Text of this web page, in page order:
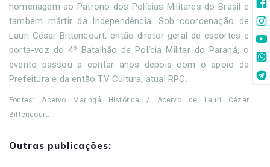
homenagem ao Patrono dos Polícias Militares do Brasil e
também mártir da Independência. Sob coordenação de
Lauri César Bittencourt, então diretor geral de esportes e
porta-voz do 4º Batalhão de Polícia Militar do Paraná, o
evento passou a contar anos depois com o apoio da
Prefeitura e da então TV Cultura, atual RPC.
Fontes: Acervo Maringá Histórica / Acervo de Lauri Cézar
Bittencourt.
Outras publicações: